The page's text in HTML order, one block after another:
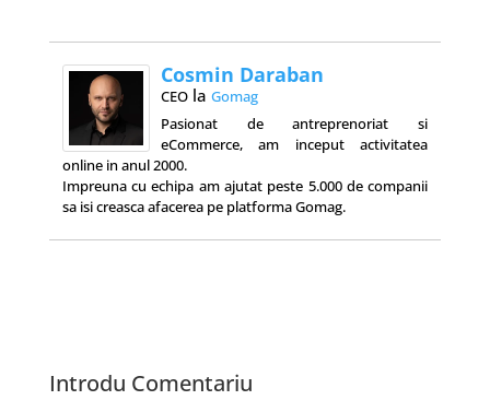
Cosmin Daraban
CEOla Gomag
Pasionat de antreprenoriat si
eCommerce, am inceput activitatea
online in anul 2000.
Impreuna cu echipa am ajutat peste 5.000 de companii
sa isi creasca afacerea pe platforma Gomag.
Introdu Comentariu